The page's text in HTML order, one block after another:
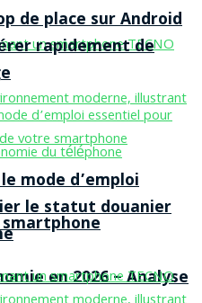
smartphone
en 2026 – Analyse
de place sur Android
rapidement de
mode d’emploi
le statut douanier